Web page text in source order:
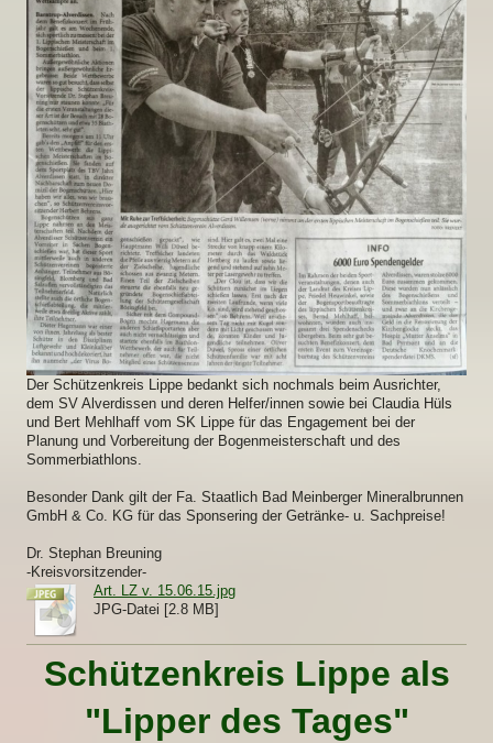
Der Schützenkreis Lippe bedankt sich nochmals beim Ausrichter,
dem SV Alverdissen und deren Helfer/innen sowie bei Claudia Hüls
und Bert Mehlhaff vom SK Lippe für das Engagement bei der
Planung und Vorbereitung der Bogenmeisterschaft und des
Sommerbiathlons.
Besonder Dank gilt der Fa. Staatlich Bad Meinberger Mineralbrunnen
GmbH & Co. KG für das Sponsering der Getränke- u. Sachpreise!
Dr. Stephan Breuning
-Kreisvorsitzender-
Art. LZ v. 15.06.15.jpg
JPG-Datei [2.8 MB]
Schützenkreis Lippe als
"Lipper des Tages"